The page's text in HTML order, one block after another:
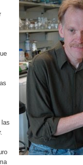
dominicana más
de Fiduciaria
Este en La
en la segunda
álbum, renovación
Núñez y su